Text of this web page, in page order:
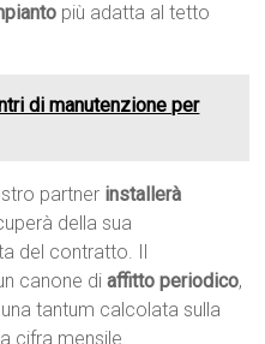
più adatta al tetto
di manutenzione per
partner installerà
della sua
del contratto. Il
canone diaffitto periodico,
tantum calcolata sulla
cifra mensile.